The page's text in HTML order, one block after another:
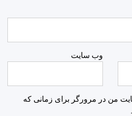
وب‌ سایت
من در مرورگر برای زمانی که